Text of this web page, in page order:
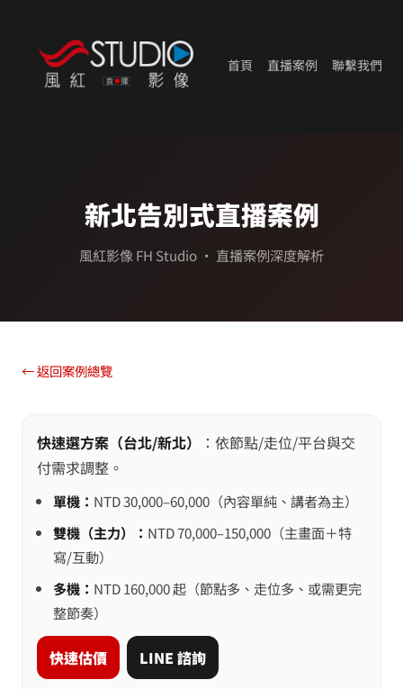
首頁 直播案例 聯繫我們
新北告別式直播案例
風紅影像 FH Studio ・ 直播案例深度解析
← 返回案例總覽
快速選方案（台北/新北）
：依節點/走位/平台與交
付需求調整。
單機： NTD 30,000–60,000（內容單純、講者為主）
雙機（主力）： NTD 70,000–150,000（主畫面＋特
寫/互動）
多機： NTD 160,000 起（節點多、走位多、或需更完
整節奏）
快速估價 LINE 諮詢